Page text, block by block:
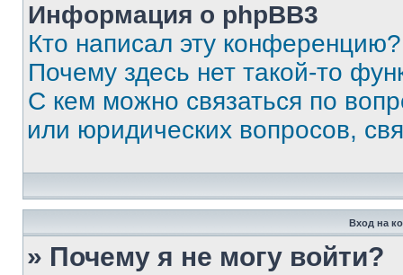
Информация о phpBB3
Кто написал эту конференцию?
Почему здесь нет такой-то
С кем можно связаться по
или юридических вопросов,
Вход на
» Почему я не могу войти?